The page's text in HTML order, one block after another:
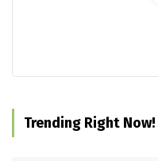
Trending Right Now!